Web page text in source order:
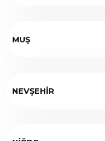
MUŞ
NEVŞEHİR